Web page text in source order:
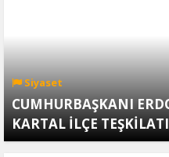
Siyaset
CUMHURBAŞKANI
KARTAL İLÇE